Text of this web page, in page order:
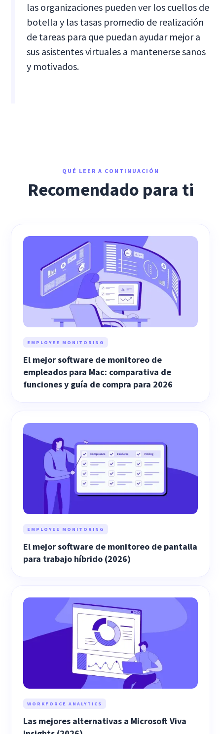
las organizaciones pueden ver los cuellos de
botella y las tasas promedio de realización
de tareas para que puedan ayudar mejor a
sus asistentes virtuales a mantenerse sanos
y motivados.
QUÉ LEER A CONTINUACIÓN
Recomendado para ti
EMPLOYEE MONITORING
El mejor software de monitoreo de
empleados para Mac: comparativa de
funciones y guía de compra para 2026
EMPLOYEE MONITORING
El mejor software de monitoreo de pantalla
para trabajo híbrido (2026)
WORKFORCE ANALYTICS
Las mejores alternativas a Microsoft Viva